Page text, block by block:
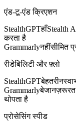
एंड-टू-एंड क्रिएशन
StealthGPTहाँStealth
करता है
Grammarlyनहींसीमित
रीडेबिलिटी और फ़्लो
StealthGPTबेहतरीन
Grammarlyबेजानज़रूरत
थोपता है
प्रोसेसिंग स्पीड